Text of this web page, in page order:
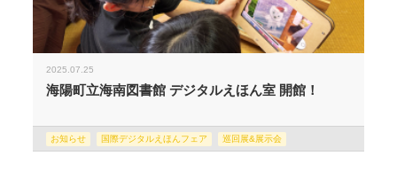
2025.07.25
海陽町立海南図書館 デジタルえほん室 開館！
お知らせ 国際デジタルえほんフェア 巡回展&展示会